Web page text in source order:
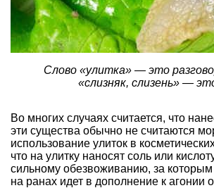
Слово «улитка» — это
«слизняк, слизень» —
Во многих случаях считается, что
эти существа обычно не считаются
использование улиток в
что на улитку наносят соль или
сильному обезвоживанию, за которым
на ранах идет в дополнение к агонии